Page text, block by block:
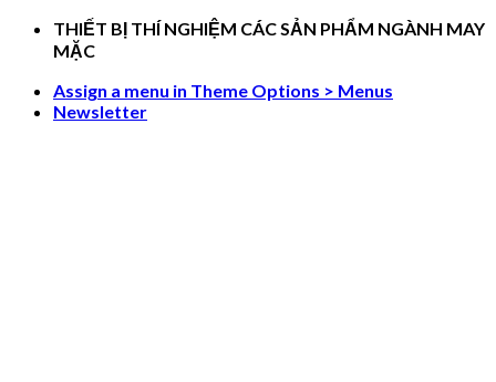
Skip
THIẾT BỊ THÍ NGHIỆM CÁC SẢN PHẨM NGÀNH MAY
MẶC
Assign a menu in Theme Options > Menus
Newsletter